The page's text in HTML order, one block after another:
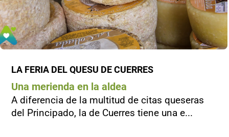
LA FERIA DEL QUESU DE CUERRES
Una merienda en la aldea
A diferencia de la multitud de citas queseras
del Principado, la de Cuerres tiene una e...